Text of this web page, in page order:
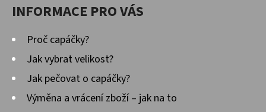
INFORMACE PRO VÁS
Proč capáčky?
Jak vybrat velikost?
Jak pečovat o capáčky?
Výměna a vrácení zboží – jak na to